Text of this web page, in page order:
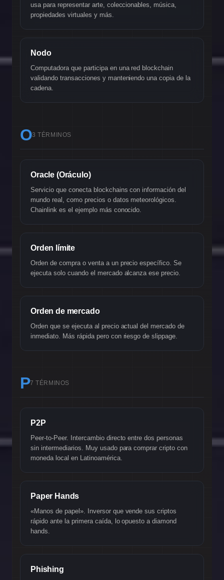
usa para representar arte, coleccionables, música,
propiedades virtuales y más.
Nodo
Computadora que participa en una red blockchain
validando transacciones y manteniendo una copia de la
cadena.
O3 TÉRMINOS
Oracle (Oráculo)
Servicio que conecta blockchains con información del
mundo real, como precios o datos meteorológicos.
Chainlink es el ejemplo más conocido.
Orden límite
Orden de compra o venta a un precio específico. Se
ejecuta solo cuando el mercado alcanza ese precio.
Orden de mercado
Orden que se ejecuta al precio actual del mercado de
inmediato. Más rápida pero con riesgo de slippage.
P7 TÉRMINOS
P2P
Peer-to-Peer. Intercambio directo entre dos personas
sin intermediarios. Muy usado para comprar cripto con
moneda local en Latinoamérica.
Paper Hands
«Manos de papel». Inversor que vende sus criptos
rápido ante la primera caída, lo opuesto a diamond
hands.
Phishing